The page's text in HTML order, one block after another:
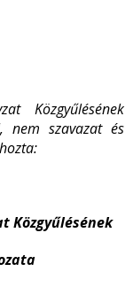
Közgyűlésének
nem szavazat és
Közgyűlésének